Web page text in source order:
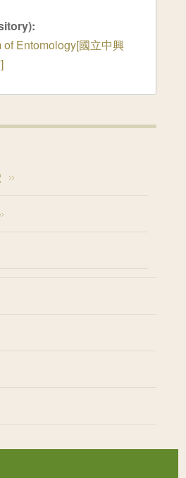
Entomology[國立中興